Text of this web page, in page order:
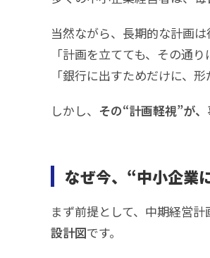
当然ながら、長期的な計画は
「計画を立てても、その通
「銀行に出すためだけに、
しかし、 その“計画軽視”が
なぜ今、“中小企業
まず前提として、中期経営計
設計図です。